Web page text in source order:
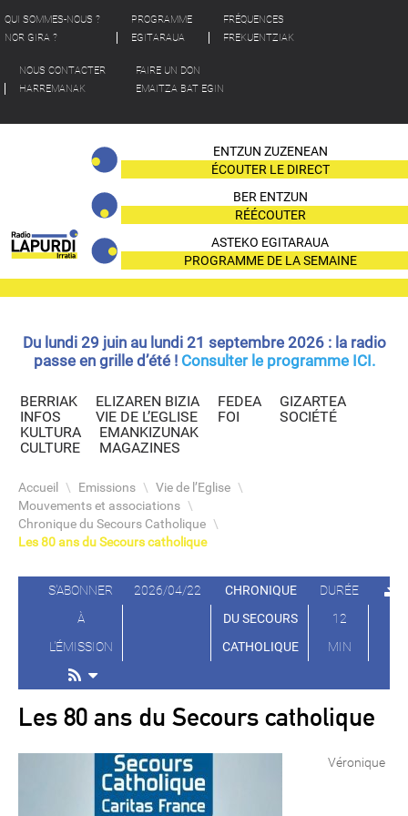
QUI SOMMES-NOUS ?
NOR GIRA ?
PROGRAMME
EGITARAUA
FRÉQUENCES
FREKUENTZIAK
NOUS CONTACTER
HARREMANAK
FAIRE UN DON
EMAITZA BAT EGIN
ENTZUN ZUZENEAN
ÉCOUTER LE DIRECT
BER ENTZUN
RÉÉCOUTER
ASTEKO EGITARAUA
PROGRAMME DE LA SEMAINE
Du lundi 29 juin au lundi 21 septembre 2026 : la radio
passe en grille d’été ! Consulter le programme ICI.
BERRIAK
INFOS
ELIZAREN BIZIA
VIE DE L’EGLISE
FEDEA
FOI
GIZARTEA
SOCIÉTÉ
KULTURA
CULTURE
EMANKIZUNAK
MAGAZINES
Accueil \ Emissions \ Vie de l’Eglise \
Mouvements et associations \
Chronique du Secours Catholique \
Les 80 ans du Secours catholique
S'ABONNER
À
L'ÉMISSION
2026/04/22
CHRONIQUE
DU SECOURS
CATHOLIQUE
DURÉE
12
MIN
Les 80 ans du Secours catholique
Véronique